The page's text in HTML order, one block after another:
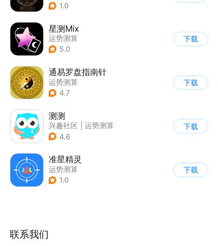
1.0
星测Mix
运势测算
5.0
下载
通易罗盘指南针
运势测算
4.7
下载
测测
兴趣社区
运势测算
4.6
下载
准星精灵
运势测算
1.0
下载
联系我们